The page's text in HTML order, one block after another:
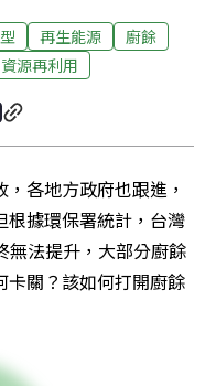
再生能源
廚餘
資源再利用
各地方政府也跟進，
根據環保署統計，台灣
無法提升，大部分廚餘
卡關？該如何打開廚餘